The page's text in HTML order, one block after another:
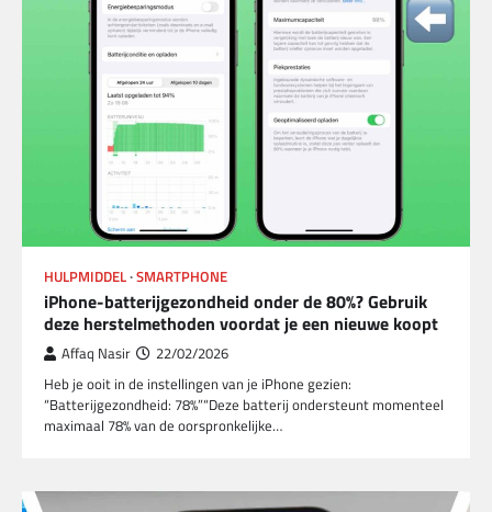
HULPMIDDEL SMARTPHONE
iPhone-batterijgezondheid onder de 80%? Gebruik
deze herstelmethoden voordat je een nieuwe koopt
Affaq Nasir 22/02/2026
Heb je ooit in de instellingen van je iPhone gezien:
“Batterijgezondheid: 78%”“Deze batterij ondersteunt momenteel
maximaal 78% van de oorspronkelijke…